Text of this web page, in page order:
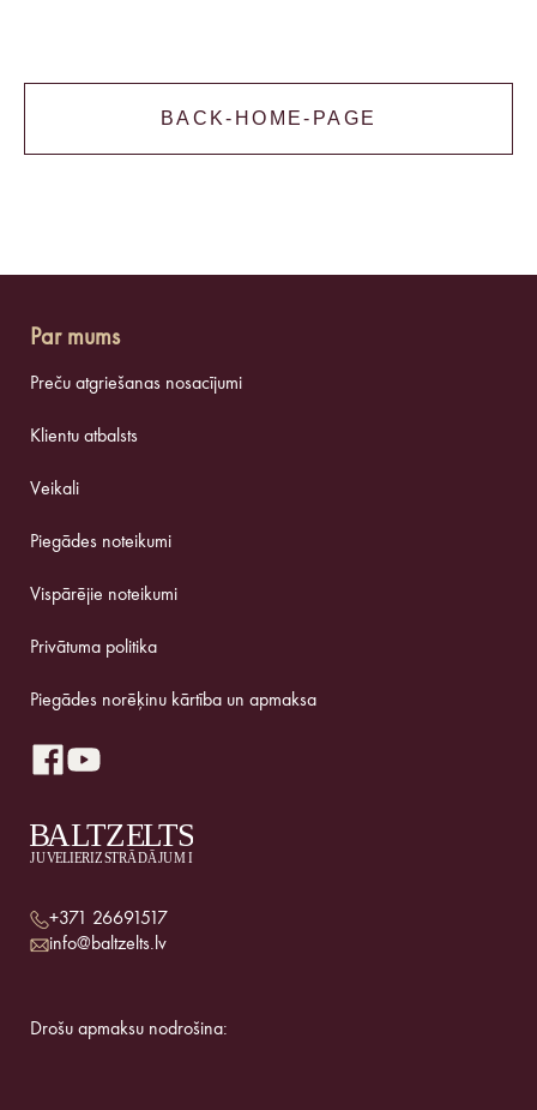
BACK-HOME-PAGE
Par mums
Preču atgriešanas nosacījumi
Klientu atbalsts
Veikali
Piegādes noteikumi
Vispārējie noteikumi
Privātuma politika
Piegādes norēķinu kārtība un apmaksa
+371 26691517
info@baltzelts.lv
Drošu apmaksu nodrošina: